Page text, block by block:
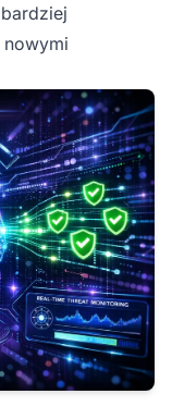
nowymi